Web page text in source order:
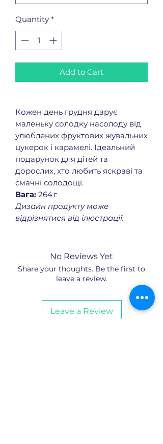
Quantity *
Add to Cart
Кожен день грудня дарує
маленьку солодку насолоду від
улюблених фруктових жувальних
цукерок і карамелі. Ідеальний
подарунок для дітей та
дорослих, хто любить яскраві та
смачні солодощі.
Вага: 264 г
Дизайн продукту може
відрізнятися від ілюстрації.
No Reviews Yet
Share your thoughts. Be the first to
leave a review.
Leave a Review